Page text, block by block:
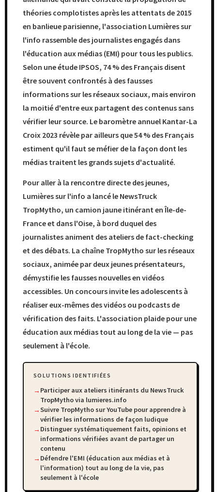
théories complotistes après les attentats de 2015
en banlieue parisienne, l'association Lumières sur
l'info rassemble des journalistes engagés dans
l'éducation aux médias (EMI) pour tous les publics.
Selon une étude IPSOS, 74 % des Français disent
être souvent confrontés à des fausses
informations sur les réseaux sociaux, mais environ
la moitié d'entre eux partagent des contenus sans
vérifier leur source. Le baromètre annuel Kantar-La
Croix 2023 révèle par ailleurs que 54 % des Français
estiment qu'il faut se méfier de la façon dont les
médias traitent les grands sujets d'actualité.
Pour aller à la rencontre directe des jeunes,
Lumières sur l'info a lancé le NewsTruck
TropMytho, un camion jaune itinérant en Île-de-
France et dans l'Oise, à bord duquel des
journalistes animent des ateliers de fact-checking
et des débats. La chaîne TropMytho sur les réseaux
sociaux, animée par deux jeunes présentateurs,
démystifie les fausses nouvelles en vidéos
accessibles. Un concours invite les adolescents à
réaliser eux-mêmes des vidéos ou podcasts de
vérification des faits. L'association plaide pour une
éducation aux médias tout au long de la vie — pas
seulement à l'école.
SOLUTIONS IDENTIFIÉES
Participer aux ateliers itinérants du NewsTruck
TropMytho via lumieres.info
Suivre TropMytho sur YouTube pour apprendre à
vérifier les informations de façon ludique
Distinguer systématiquement faits, opinions et
informations vérifiées avant de partager un
contenu
Défendre l'EMI (éducation aux médias et à
l'information) tout au long de la vie, pas
seulement à l'école